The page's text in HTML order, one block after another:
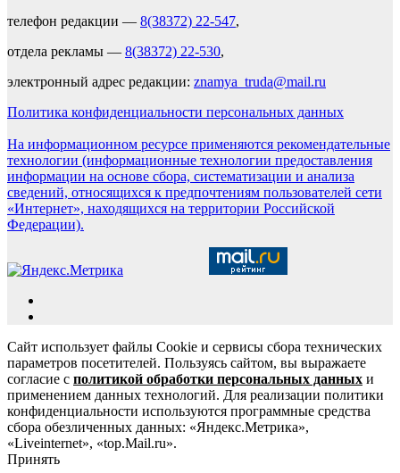
телефон редакции — 8(38372) 22-547,
отдела рекламы — 8(38372) 22-530,
электронный адрес редакции: znamya_truda@mail.ru
Политика конфиденциальности персональных данных
На информационном ресурсе применяются рекомендательные
технологии (информационные технологии предоставления
информации на основе сбора, систематизации и анализа
сведений, относящихся к предпочтениям пользователей сети
«Интернет», находящихся на территории Российской
Федерации).
Сайт использует файлы Cookie и сервисы сбора технических
параметров посетителей. Пользуясь сайтом, вы выражаете
согласие с политикой обработки персональных данных и
применением данных технологий. Для реализации политики
конфиденциальности используются программные средства
сбора обезличенных данных: «Яндекс.Метрика»,
«Liveinternet», «top.Mail.ru».
Принять